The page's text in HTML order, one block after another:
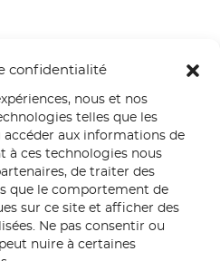
confidentialité
nous et nos
telles que les
aux informations de
à ces technologies nous
de traiter des
que le comportement de
sur ce site et afficher des
Ne pas consentir ou
nuire à certaines